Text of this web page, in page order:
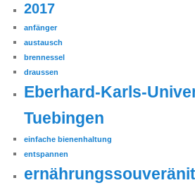
2017
anfänger
austausch
brennessel
draussen
Eberhard-Karls-
Tuebingen
einfache bienenhaltung
entspannen